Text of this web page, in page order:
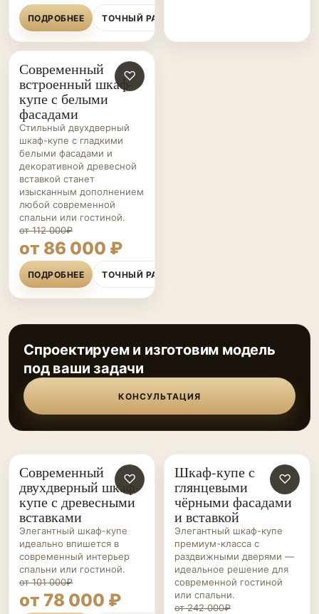
ПОДРОБНЕЕ ТОЧНЫЙ РАСЧЁТ
ШКАФЫ-
КУПЕ НА ЗАКАЗ
♡
Современный
встроенный шкаф-
купе с белыми
фасадами
Стильный двухдверный
шкаф-купе с гладкими
белыми фасадами и
декоративной древесной
вставкой станет
изысканным дополнением
любой современной
спальни или гостиной.
от 112 000₽
от 86 000 ₽
ПОДРОБНЕЕ ТОЧНЫЙ РАСЧЁТ
Спроектируем и изготовим модель
под ваши задачи
КОНСУЛЬТАЦИЯ
ШКАФЫ-
КУПЕ НА ЗАКАЗ
♡
Современный
двухдверный шкаф-
купе с древесными
вставками
Элегантный шкаф-купе
идеально впишется в
современный интерьер
спальни или гостиной.
от 101 000₽
от 78 000 ₽
ШКАФЫ-
КУПЕ НА ЗАКАЗ
♡
Шкаф-купе с
глянцевыми
чёрными фасадами
и вставкой
Элегантный шкаф-купе
премиум-класса с
раздвижными дверями —
идеальное решение для
современной гостиной
или спальни.
от 242 000₽